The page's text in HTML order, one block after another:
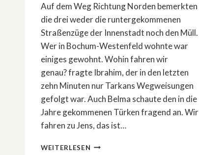
Auf dem Weg Richtung Norden bemerkten
die drei weder die runtergekommenen
Straßenzüge der Innenstadt noch den Müll.
Wer in Bochum-Westenfeld wohnte war
einiges gewohnt. Wohin fahren wir
genau? fragte Ibrahim, der in den letzten
zehn Minuten nur Tarkans Wegweisungen
gefolgt war. Auch Belma schaute den in die
Jahre gekommenen Türken fragend an. Wir
fahren zu Jens, das ist…
WEITERLESEN DER